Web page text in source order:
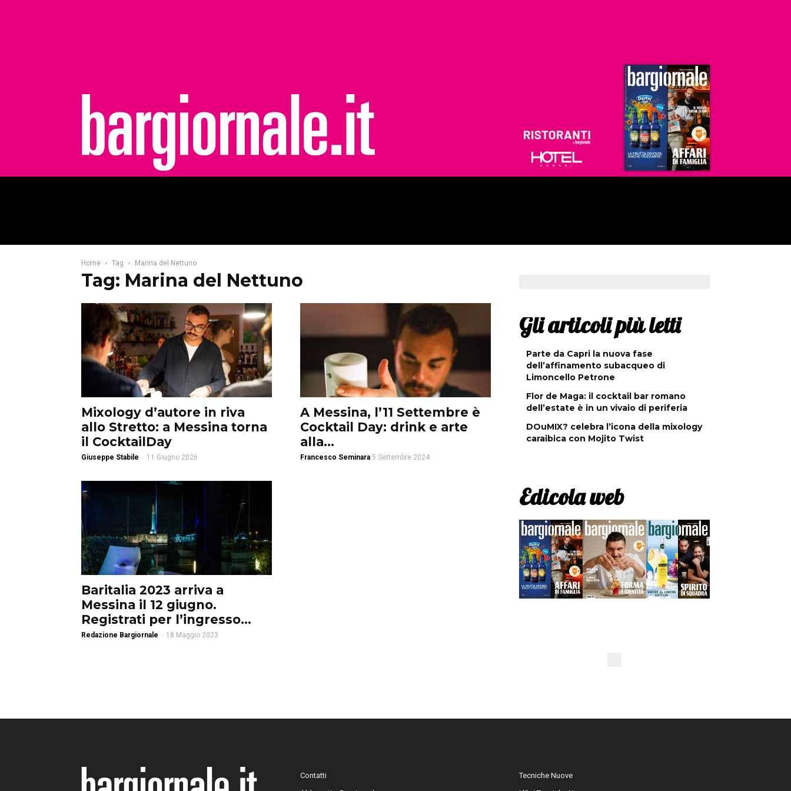
Ristoranti
Hoteldomani
Home Tag Marina del Nettuno
Tag: Marina del Nettuno
Mixology d’autore in riva
allo Stretto: a Messina torna
il CocktailDay
Giuseppe Stabile - 11 Giugno 2026
A Messina, l’11 Settembre è
Cocktail Day: drink e arte
alla...
Francesco Seminara 5 Settembre 2024
Baritalia 2023 arriva a
Messina il 12 giugno.
Registrati per l’ingresso...
Redazione Bargiornale - 18 Maggio 2023
Gli articoli più letti
Parte da Capri la nuova fase
dell’affinamento subacqueo di
Limoncello Petrone
Flor de Maga: il cocktail bar romano
dell’estate è in un vivaio di periferia
DOuMIX? celebra l’icona della mixology
caraibica con Mojito Twist
Edicola web
Contatti
Tecniche Nuove